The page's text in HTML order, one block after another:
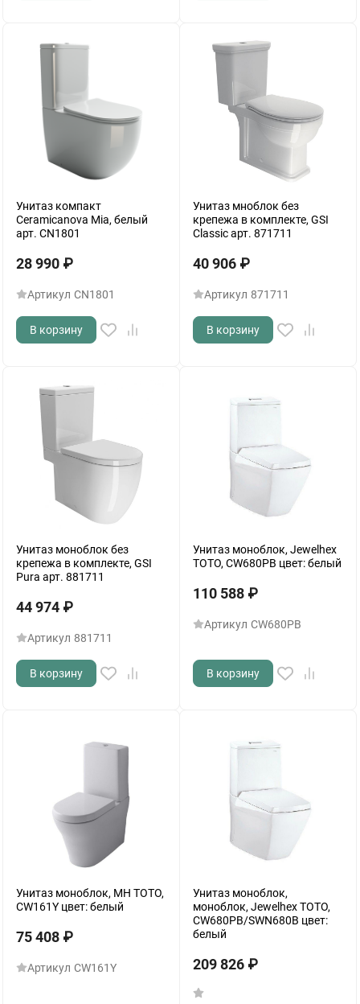
Унитаз компакт
Ceramicanova Mia, белый
арт. CN1801
28 990 ₽
Артикул CN1801
В корзину
Унитаз мноблок без
крепежа в комплекте, GSI
Classic арт. 871711
40 906 ₽
Артикул 871711
В корзину
Унитаз моноблок без
крепежа в комплекте, GSI
Pura арт. 881711
44 974 ₽
Артикул 881711
В корзину
Унитаз моноблок, Jewelhex
TOTO, CW680PB цвет: белый
110 588 ₽
Артикул CW680PB
В корзину
Унитаз моноблок, MH TOTO,
CW161Y цвет: белый
75 408 ₽
Артикул CW161Y
Унитаз моноблок,
моноблок, Jewelhex TOTO,
CW680PB/SWN680B цвет:
белый
209 826 ₽